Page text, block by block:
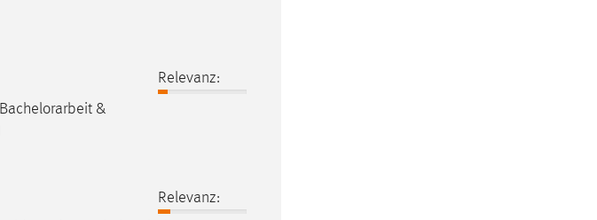
Relevanz:
Bachelorarbeit &
Relevanz: